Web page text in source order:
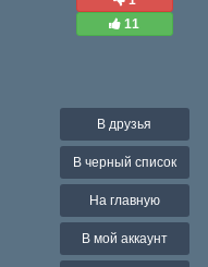
11
В друзья
В черный список
На главную
В мой аккаунт